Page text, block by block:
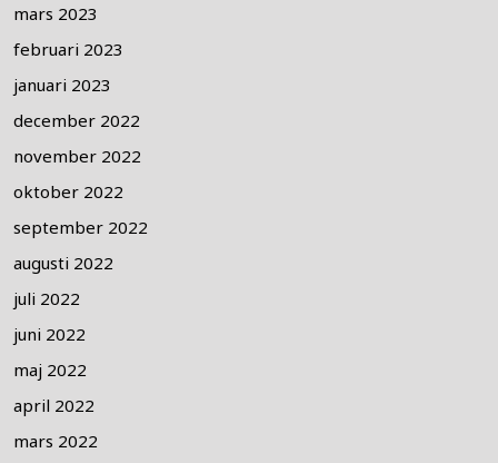
mars 2023
februari 2023
januari 2023
december 2022
november 2022
oktober 2022
september 2022
augusti 2022
juli 2022
juni 2022
maj 2022
april 2022
mars 2022